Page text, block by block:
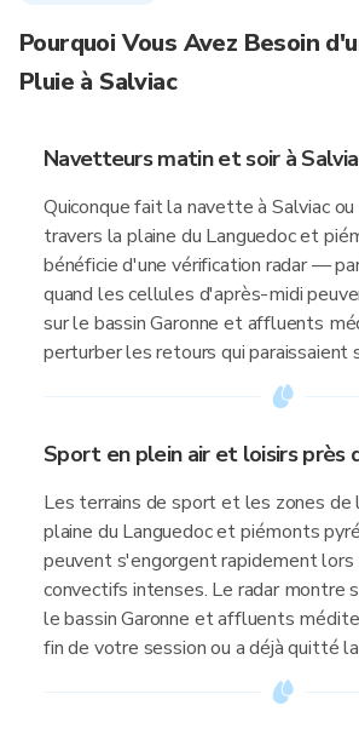
Pourquoi Vous Avez Besoin
Pluie à Salviac
Navetteurs matin et soir à
Quiconque fait la navette à Salviac ou
travers la plaine du Languedoc et
bénéficie d'une vérification radar —
quand les cellules d'après-midi
sur le bassin Garonne et affluents
perturber les retours qui paraissaient
Sport en plein air et loisirs près
Les terrains de sport et les zones de
plaine du Languedoc et piémonts
peuvent s'engorgent rapidement
convectifs intenses. Le radar montre
le bassin Garonne et affluents
fin de votre session ou a déjà quitté